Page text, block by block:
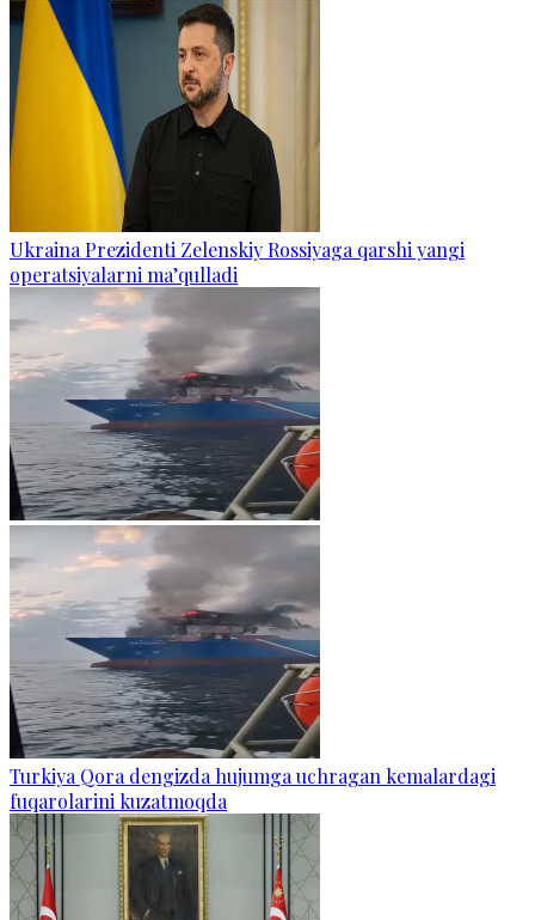
Ukraina Prezidenti Zelenskiy Rossiyaga qarshi yangi
operatsiyalarni ma’qulladi
Turkiya Qora dengizda hujumga uchragan kemalardagi
fuqarolarini kuzatmoqda